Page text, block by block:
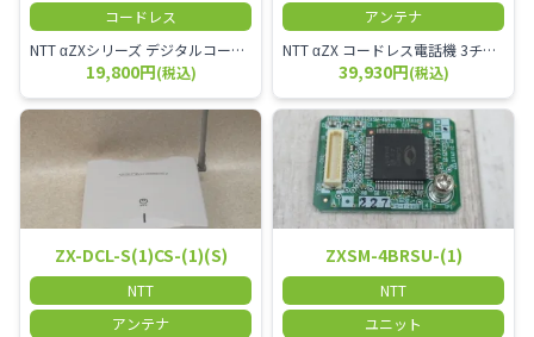
コードレス
NTT αZXシリーズ デジタルコードレス電話機（黒） 倉庫や工場など、オフィスから離れて仕事をする方に適しています。 コードレス単体では使用できないので、別途、専用の主装置及びアンテナが必要です。
19,800円(税込)
アンテナ
NTT αZX コードレス電話機 3チャンネル用 接続装置 マスター デジタルコードレス（ZX-DCL-PS等）の専用管理用アンテナです。
39,930円(税込)
ZX-DCL-S(1)CS-(1)(S)
NTT
アンテナ
ZXSM-4BRSU-(1)
NTT
ユニット